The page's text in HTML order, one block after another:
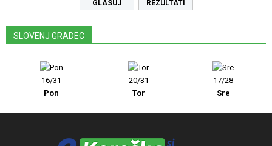
REZULTATI
SLOVENJ GRADEC
16/31
Pon
20/31
Tor
17/28
Sre